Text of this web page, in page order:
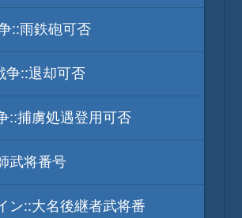
::雨鉄砲可否
争::退却可否
::捕虜処遇登用可否
武将番号
ン::大名後継者武将番
リンク
質問・コンタクト
他のゲーム